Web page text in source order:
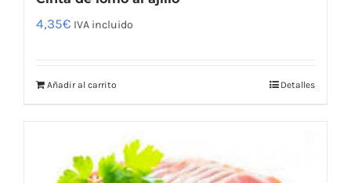
4,35€ IVA incluido
Añadir al carrito Detalles